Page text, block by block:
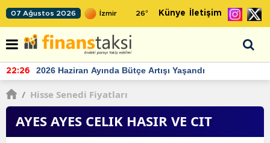
07 Ağustos 2026 26° Künye İletişim
22:24 TCMB'nin rezervlerinde artan momentum devam ediyor
/ Hisse Senedi Fiyatları
AYES AYES CELIK HASIR VE CIT